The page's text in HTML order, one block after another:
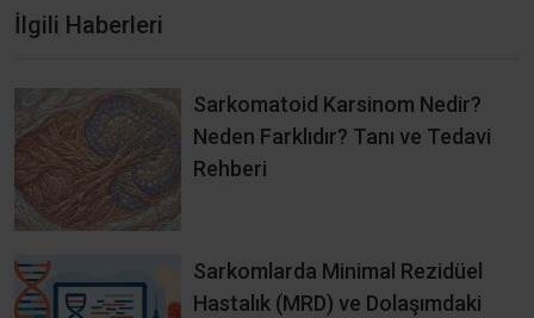
İlgili Haberleri
Sarkomatoid Karsinom Nedir?
Neden Farklıdır? Tanı ve Tedavi
Rehberi
Sarkomlarda Minimal Rezidüel
Hastalık (MRD) ve Dolaşımdaki